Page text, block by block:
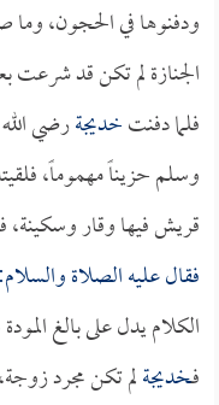
ودفنوها في الحجون، وما
الجنازة لم تكن قد شرعت
فلما دفنتخديجةرضي
وسلم حزيناً مهموماً،
قريش فيها وقار
فقال عليه الصلاة
الكلام يدل على بالغ
فـخديجةلم تكن مجرد